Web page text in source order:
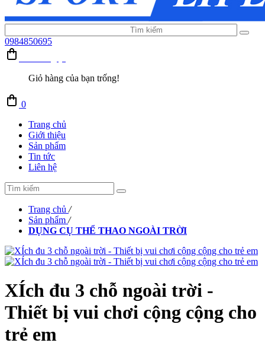
0984850695
Giỏ hàng của bạn trống!
0
Trang chủ
Giới thiệu
Sản phẩm
Tin tức
Liên hệ
Trang chủ /
Sản phẩm /
DỤNG CỤ THỂ THAO NGOÀI TRỜI
XÍch đu 3 chỗ ngoài trời -
Thiết bị vui chơi cộng cộng cho
trẻ em